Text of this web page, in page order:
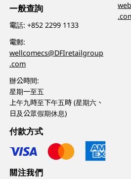
一般查詢
電話:+852 2299 1133
電郵:
wellcomecs@DFIretailgroup
.com
辦公時間:
星期一至五
上午九時至下午五時 (星期六、
日及公眾假期休息)
付款方式
關注我們